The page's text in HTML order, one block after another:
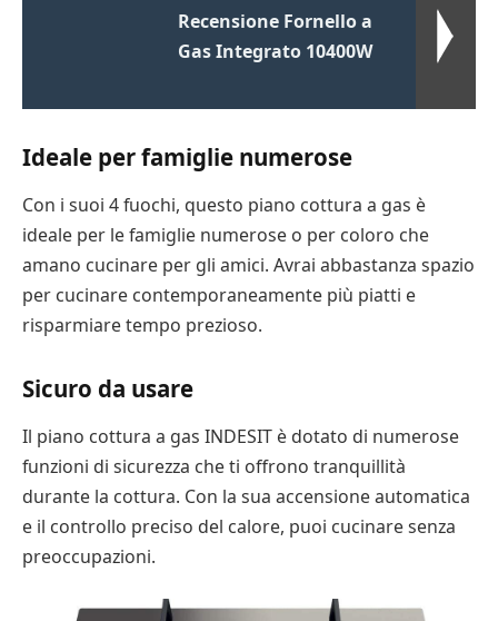
Recensione Fornello a
Gas Integrato 10400W
Ideale per famiglie numerose
Con i suoi 4 fuochi, questo piano cottura a gas è
ideale per le famiglie numerose o per coloro che
amano cucinare per gli amici. Avrai abbastanza spazio
per cucinare contemporaneamente più piatti e
risparmiare tempo prezioso.
Sicuro da usare
Il piano cottura a gas INDESIT è dotato di numerose
funzioni di sicurezza che ti offrono tranquillità
durante la cottura. Con la sua accensione automatica
e il controllo preciso del calore, puoi cucinare senza
preoccupazioni.